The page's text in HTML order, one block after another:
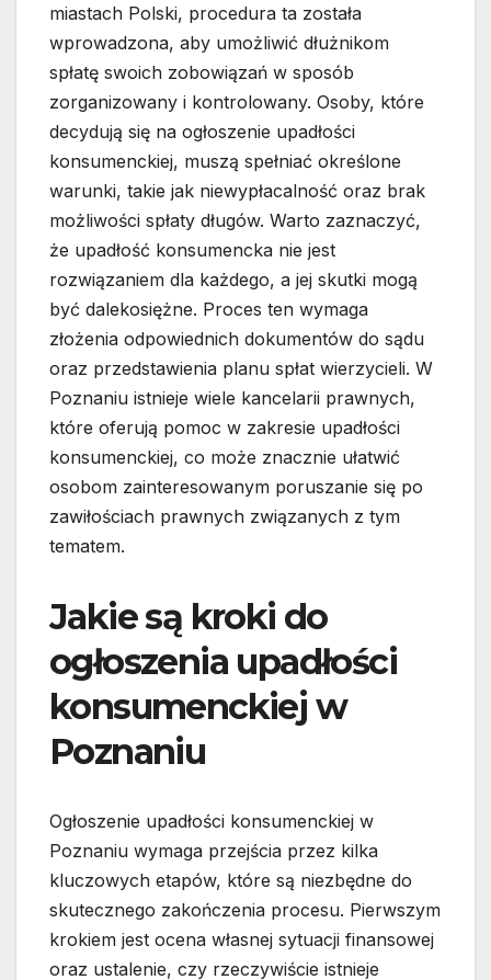
miastach Polski, procedura ta została
wprowadzona, aby umożliwić dłużnikom
spłatę swoich zobowiązań w sposób
zorganizowany i kontrolowany. Osoby, które
decydują się na ogłoszenie upadłości
konsumenckiej, muszą spełniać określone
warunki, takie jak niewypłacalność oraz brak
możliwości spłaty długów. Warto zaznaczyć,
że upadłość konsumencka nie jest
rozwiązaniem dla każdego, a jej skutki mogą
być dalekosiężne. Proces ten wymaga
złożenia odpowiednich dokumentów do sądu
oraz przedstawienia planu spłat wierzycieli. W
Poznaniu istnieje wiele kancelarii prawnych,
które oferują pomoc w zakresie upadłości
konsumenckiej, co może znacznie ułatwić
osobom zainteresowanym poruszanie się po
zawiłościach prawnych związanych z tym
tematem.
Jakie są kroki do
ogłoszenia upadłości
konsumenckiej w
Poznaniu
Ogłoszenie upadłości konsumenckiej w
Poznaniu wymaga przejścia przez kilka
kluczowych etapów, które są niezbędne do
skutecznego zakończenia procesu. Pierwszym
krokiem jest ocena własnej sytuacji finansowej
oraz ustalenie, czy rzeczywiście istnieje